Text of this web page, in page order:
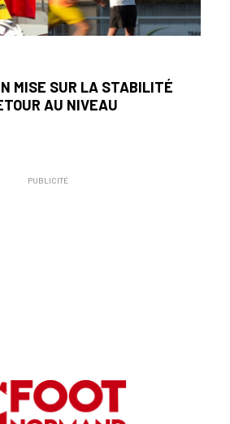
MISE SUR LA STABILITÉ
AU NIVEAU
PUBLICITÉ